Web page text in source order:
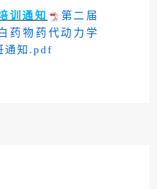
训通知
第二届
药物药代动力学
通知.pdf